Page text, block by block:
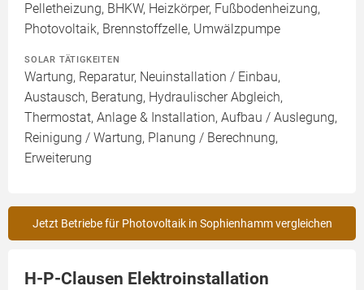
Pelletheizung, BHKW, Heizkörper, Fußbodenheizung,
Photovoltaik, Brennstoffzelle, Umwälzpumpe
SOLAR TÄTIGKEITEN
Wartung, Reparatur, Neuinstallation / Einbau,
Austausch, Beratung, Hydraulischer Abgleich,
Thermostat, Anlage & Installation, Aufbau / Auslegung,
Reinigung / Wartung, Planung / Berechnung,
Erweiterung
Jetzt Betriebe für Photovoltaik in Sophienhamm vergleichen
H-P-Clausen Elektroinstallation